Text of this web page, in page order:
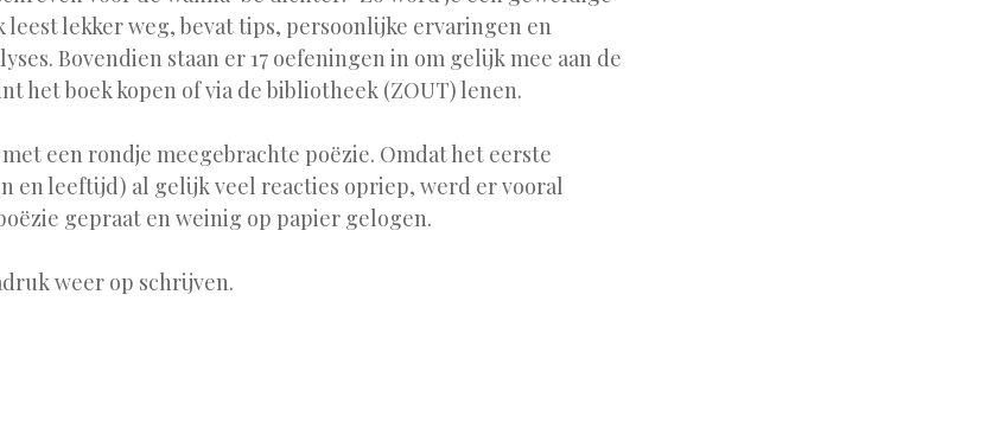
leest lekker weg, bevat tips, persoonlijke ervaringen en
Bovendien staan er 17 oefeningen in om gelijk mee aan de
het boek kopen of via de bibliotheek (ZOUT) lenen.
een rondje meegebrachte poëzie. Omdat het eerste
en leeftijd) al gelijk veel reacties opriep, werd er vooral
gepraat en weinig op papier gelogen.
weer op schrijven.